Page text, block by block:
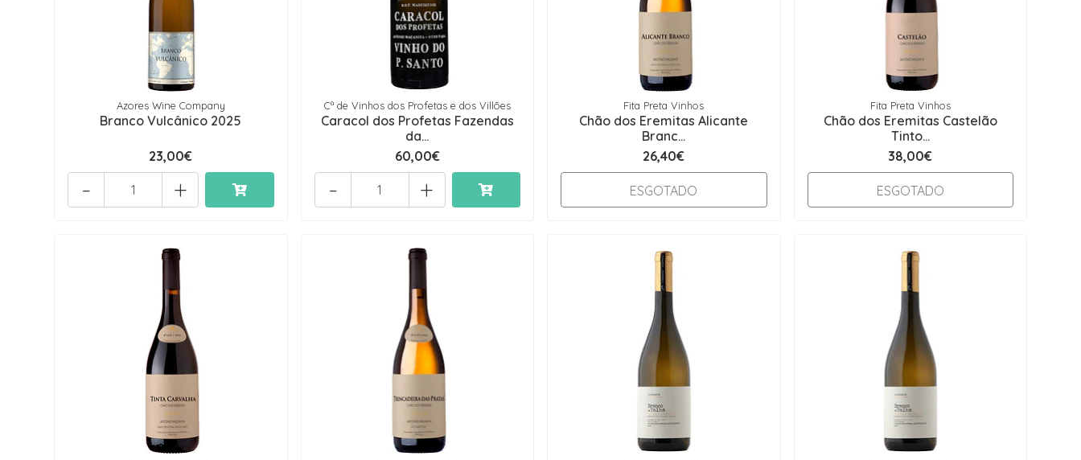
Azores Wine Company
Branco Vulcânico 2025
23,00€
+
-
Cª de Vinhos dos Profetas e dos Villões
Caracol dos Profetas Fazendas
da...
60,00€
+
-
Fita Preta Vinhos
Chão dos Eremitas Alicante
Branc...
26,40€
ESGOTADO
Fita Preta Vinhos
Chão dos Eremitas Castelão
Tinto...
38,00€
ESGOTADO